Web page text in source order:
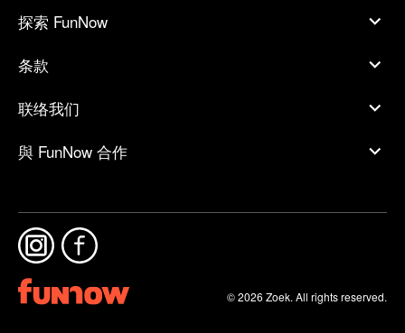
探索 FunNow
条款
联络我们
與 FunNow 合作
© 2026 Zoek. All rights reserved.